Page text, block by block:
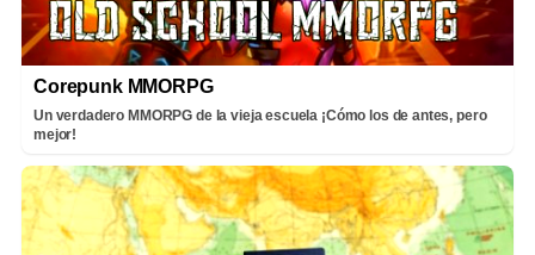
Corepunk MMORPG
Un verdadero MMORPG de la vieja escuela ¡Cómo los de antes, pero
mejor!